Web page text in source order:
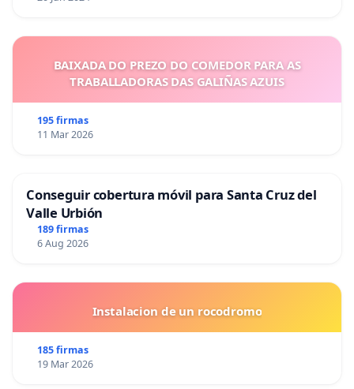
BAIXADA DO PREZO DO COMEDOR PARA AS
TRABALLADORAS DAS GALIÑAS AZUIS
195 firmas
11 Mar 2026
Conseguir cobertura móvil para Santa Cruz del
Valle Urbión
189 firmas
6 Aug 2026
Instalacion de un rocodromo
185 firmas
19 Mar 2026